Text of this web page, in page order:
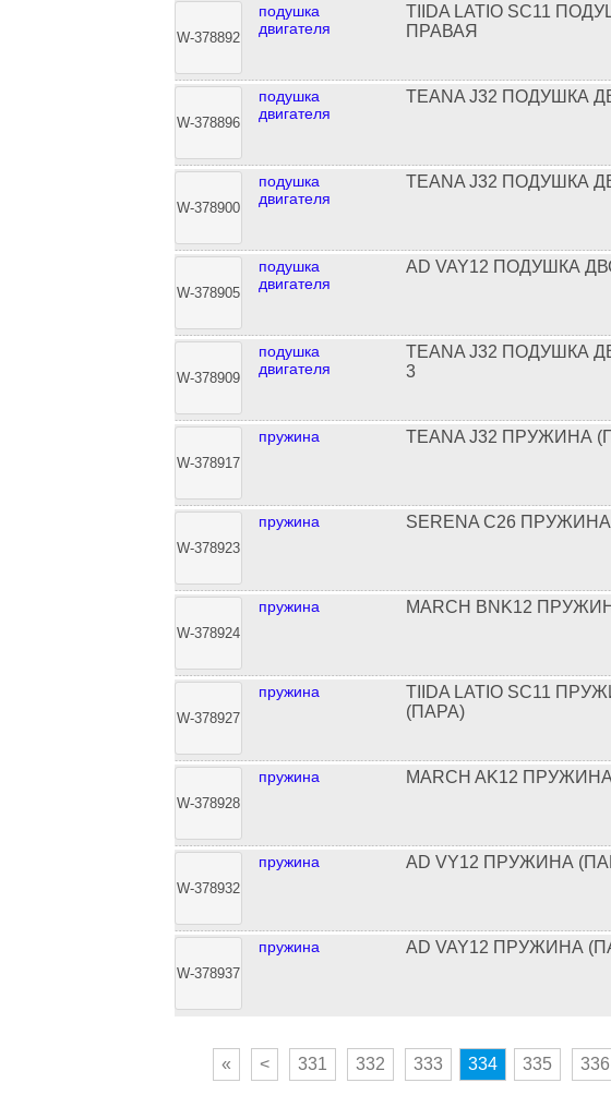
W-378892
подушка
двигателя
TIIDA LATIO SC11
ПРАВАЯ
W-378896
подушка
двигателя
TEANA J32 ПОДУШКА
W-378900
подушка
двигателя
TEANA J32 ПОДУШКА
W-378905
подушка
двигателя
AD VAY12 ПОДУШКА
W-378909
подушка
двигателя
TEANA J32 ПОДУШКА
3
W-378917
пружина TEANA J32 ПРУЖИНА
W-378923
пружина SERENA C26
W-378924
пружина MARCH BNK12
W-378927
пружина
TIIDA LATIO SC11
(ПАРА)
W-378928
пружина MARCH AK12
W-378932
пружина AD VY12 ПРУЖИНА
W-378937
пружина AD VAY12 ПРУЖИНА
« < 331 332 333 334 335 336